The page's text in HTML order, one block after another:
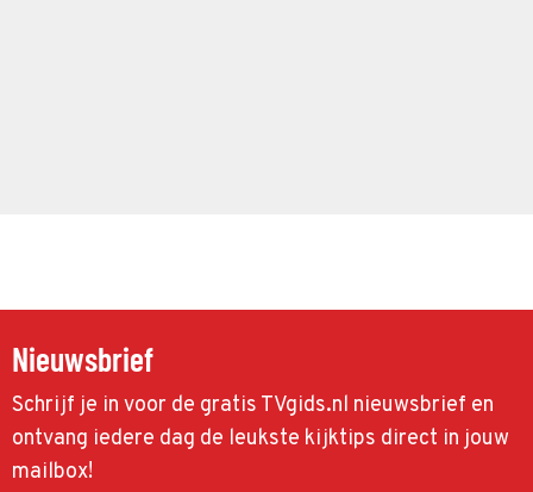
Nieuwsbrief
Schrijf je in voor de gratis TVgids.nl nieuwsbrief en
ontvang iedere dag de leukste kijktips direct in jouw
mailbox!